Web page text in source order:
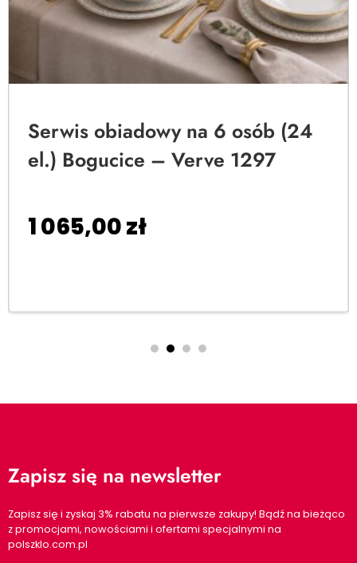
Serwis obiadowy na 6 osób (24
el.) Bogucice – Verve 1297
1 065,00zł
Zapisz się na newsletter
Zapisz się i zyskaj 3% rabatu na pierwsze zakupy! Bądź na bieżąco
z promocjami, nowościami i ofertami specjalnymi na
polszklo.com.pl